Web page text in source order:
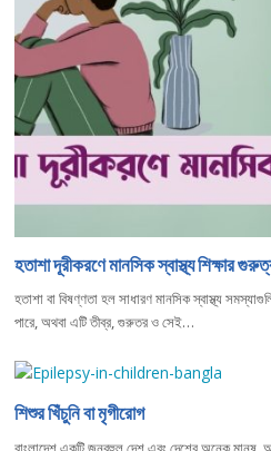
হতাশা দূরীকরণে মানসিক স্বাস্থ্য শিক্ষার
হতাশা বা বিষণ্ণতা হল সাধারণ মানসিক স্বাস্থ্য
পারে, অথবা এটি তীব্র, গুরুতর ও সেই…
শিশুর খিঁচুনি বা মৃগীরোগ